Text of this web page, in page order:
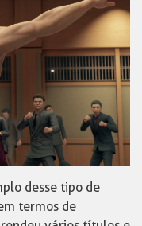
desse tipo de
termos de